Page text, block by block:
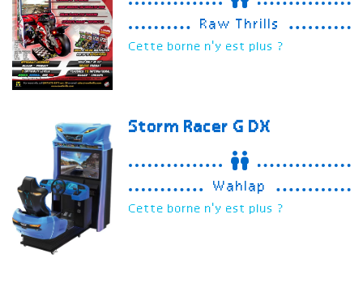
Raw Thrills
Cette borne n'y est plus ?
Storm Racer GDX
Wahlap
Cette borne n'y est plus ?